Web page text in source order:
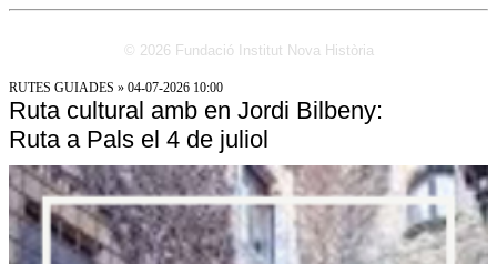
© 2026 Fundació Institut Nova Història
RUTES GUIADES » 04-07-2026 10:00
Ruta cultural amb en Jordi Bilbeny:
Ruta a Pals el 4 de juliol